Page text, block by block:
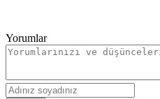
Yorumlar